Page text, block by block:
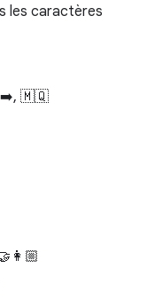
les caractères
🇲🇶